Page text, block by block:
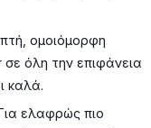
ομοιόμορφη
όλη την επιφάνεια
καλά.
ελαφρώς πιο